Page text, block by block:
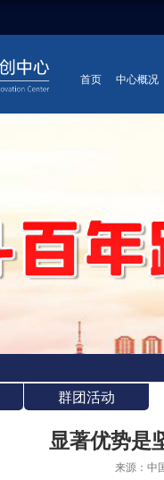
首页 中心概况
群团活动
显著优势是
来源：中